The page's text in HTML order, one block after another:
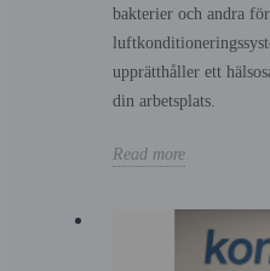
bakterier och andra
upprätthåller ett
din arbetsplats.
Read more